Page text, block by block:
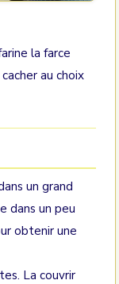
la farce
au choix
un grand
dans un peu
obtenir une
La couvrir